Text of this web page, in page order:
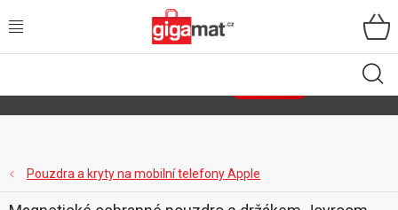
na
ZAHRADA
Pouzdra a kryty na mobilní telefony Apple